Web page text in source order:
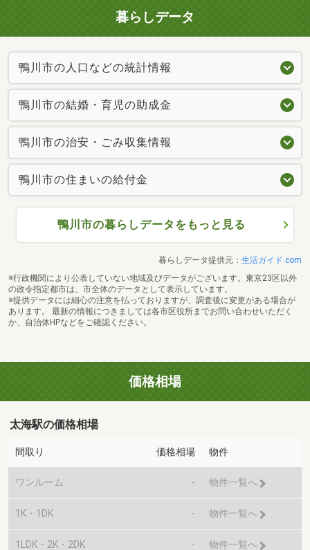
暮らしデータ
鴨川市の人口などの統計情報
鴨川市の結婚・育児の助成金
鴨川市の治安・ごみ収集情報
鴨川市の住まいの給付金
鴨川市の暮らしデータをもっと見る
暮らしデータ提供元： 生活ガイド.com
※行政機関により公表していない地域及びデータがございます。東京23区以外
の政令指定都市は、市全体のデータとして表示しています。
※提供データには細心の注意を払っておりますが、調査後に変更がある場合が
あります。 最新の情報につきましては各市区役所までお問い合わせいただく
か、自治体HPなどをご確認ください。
価格相場
太海駅の価格相場
間取り 価格相場 物件
ワンルーム - 物件一覧へ
1K・1DK - 物件一覧へ
1LDK・2K・2DK - 物件一覧へ